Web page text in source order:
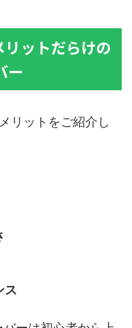
ットだらけの
ー
リットをご紹介し
ス